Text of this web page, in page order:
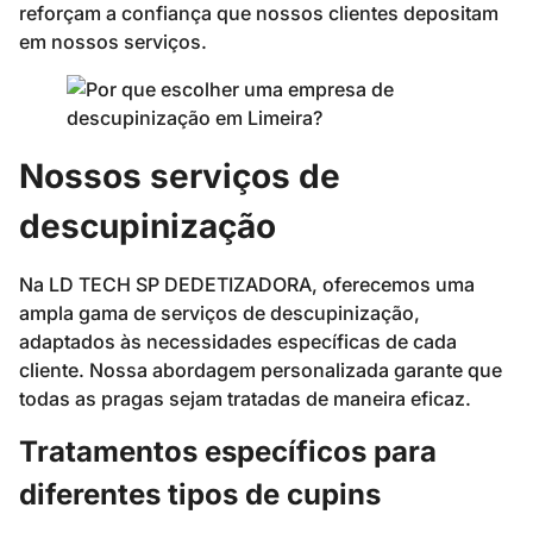
reforçam a confiança que nossos clientes depositam
em nossos serviços.
Nossos serviços de
descupinização
Na LD TECH SP DEDETIZADORA, oferecemos uma
ampla gama de serviços de descupinização,
adaptados às necessidades específicas de cada
cliente. Nossa abordagem personalizada garante que
todas as pragas sejam tratadas de maneira eficaz.
Tratamentos específicos para
diferentes tipos de cupins